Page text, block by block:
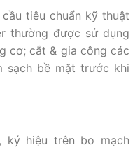
tiêu chuẩn kỹ thuật
thường được sử dụng
cơ; cắt & gia công các
sạch bề mặt trước khi
ký hiệu trên bo mạch